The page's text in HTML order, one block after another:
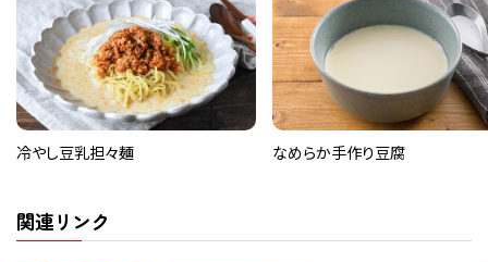
冷やし豆乳担々麺 なめらか手作り豆腐
関連リンク